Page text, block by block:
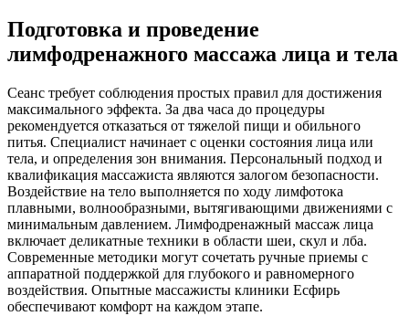
Подготовка и проведение
лимфодренажного массажа лица и тела
Сеанс требует соблюдения простых правил для достижения
максимального эффекта. За два часа до процедуры
рекомендуется отказаться от тяжелой пищи и обильного
питья. Специалист начинает с оценки состояния лица или
тела, и определения зон внимания. Персональный подход и
квалификация массажиста являются залогом безопасности.
Воздействие на тело выполняется по ходу лимфотока
плавными, волнообразными, вытягивающими движениями с
минимальным давлением. Лимфодренажный массаж лица
включает деликатные техники в области шеи, скул и лба.
Современные методики могут сочетать ручные приемы с
аппаратной поддержкой для глубокого и равномерного
воздействия. Опытные массажисты клиники Есфирь
обеспечивают комфорт на каждом этапе.